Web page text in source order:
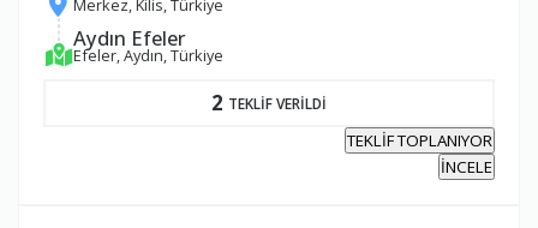
Merkez, Kilis, Türkiye
Aydın Efeler
Efeler, Aydın, Türkiye
2 TEKLİF VERİLDİ
TEKLİF TOPLANIYOR
İNCELE